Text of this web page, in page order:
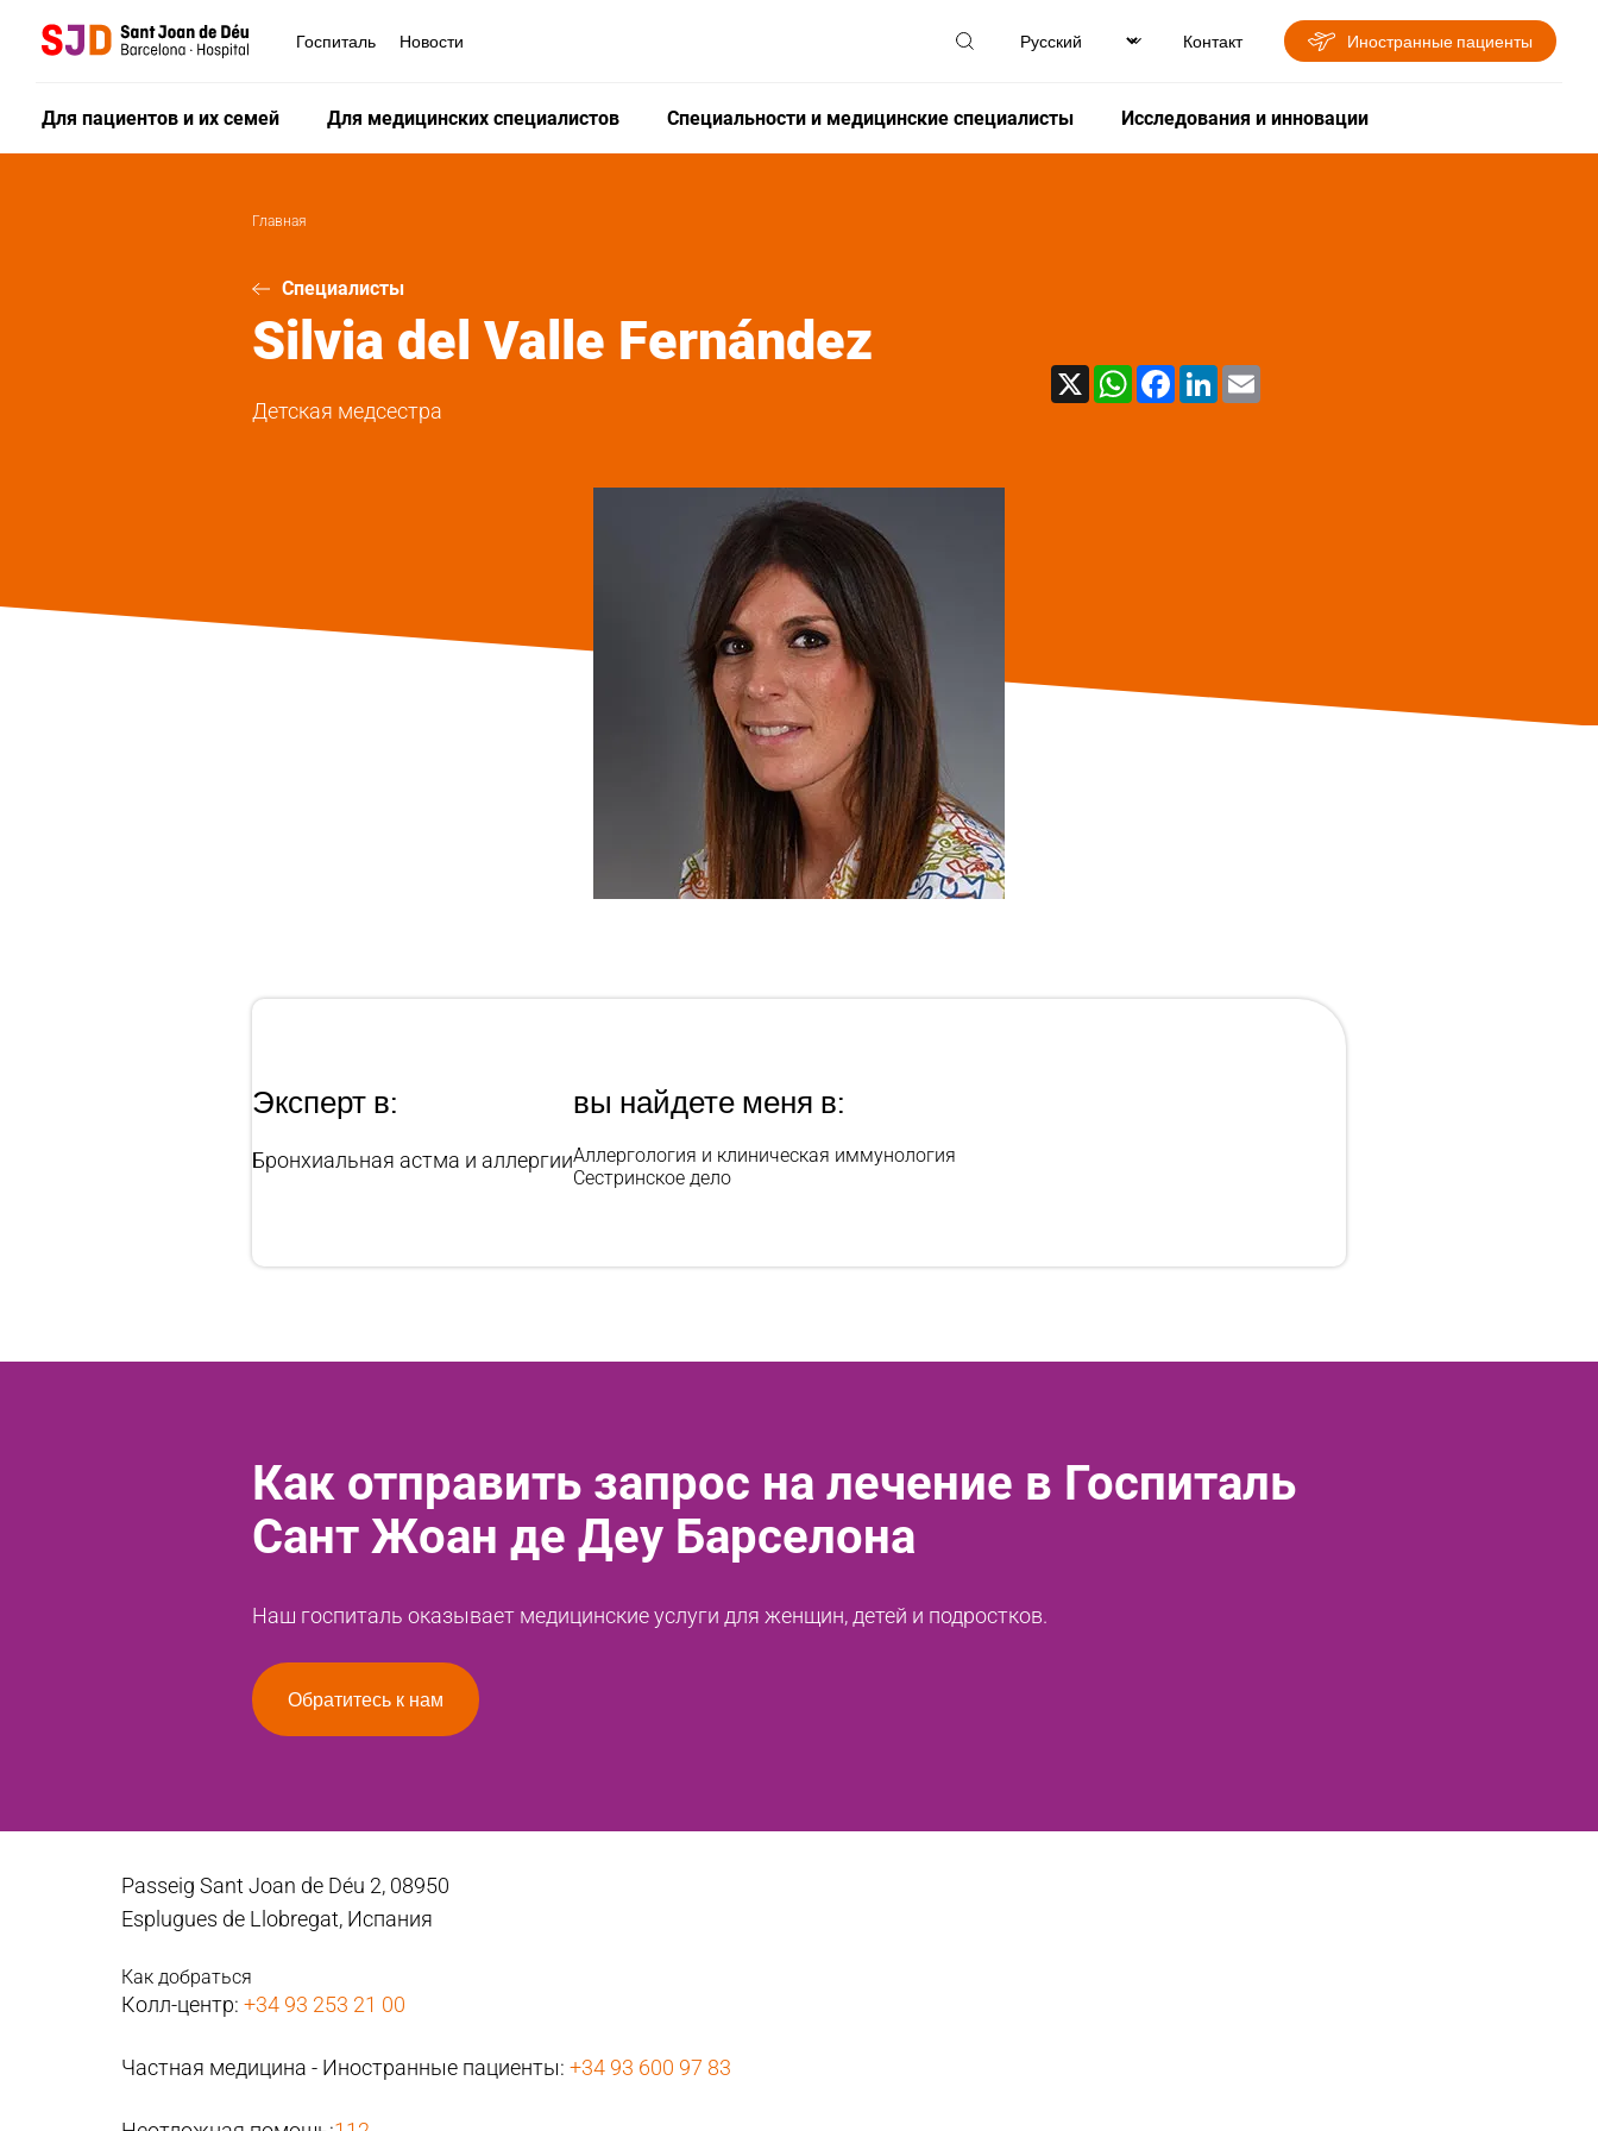
основному
Госпиталь Новости Контакт Иностранные пациенты
Для пациентов и их семей Для медицинских специалистов Специальности и медицинские специалисты Исследования и инновации
Главная
Специалисты
Silvia del Valle Fernández
Детская медсестра
X WhatsAppFacebook
LinkedIn
Эксперт в:
Бронхиальная астма и аллергии
вы найдете меня в:
Аллергология и клиническая иммунология
Сестринское дело
Как отправить запрос на лечение в Госпиталь
Сант Жоан де Деу Барселона
Наш госпиталь оказывает медицинские услуги для женщин, детей и подростков.
Обратитесь к нам
Passeig Sant Joan de Déu 2, 08950
Esplugues de Llobregat, Испания
Как добраться
Колл-центр: +34 93 253 21 00
Частная медицина - Иностранные пациенты: +34 93 600 97 83